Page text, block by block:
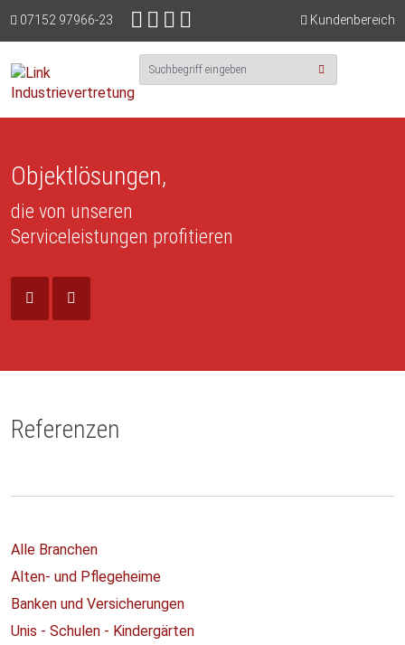
07152 97966-23 Kundenbereich
Objektlösungen,
die von unseren
Serviceleistungen profitieren
Referenzen
Alle Branchen
Alten- und Pflegeheime
Banken und Versicherungen
Unis - Schulen - Kindergärten